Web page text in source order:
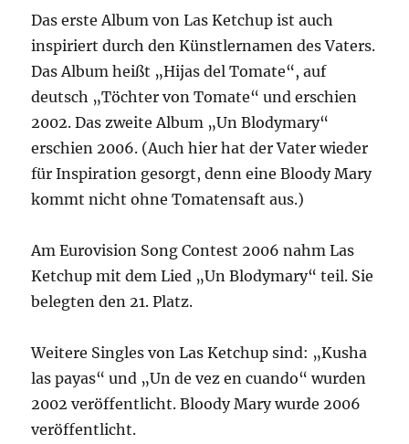
Das erste Album von Las Ketchup ist auch
inspiriert durch den Künstlernamen des Vaters.
Das Album heißt „Hijas del Tomate“, auf
deutsch „Töchter von Tomate“ und erschien
2002. Das zweite Album „Un Blodymary“
erschien 2006. (Auch hier hat der Vater wieder
für Inspiration gesorgt, denn eine Bloody Mary
kommt nicht ohne Tomatensaft aus.)
Am Eurovision Song Contest 2006 nahm Las
Ketchup mit dem Lied „Un Blodymary“ teil. Sie
belegten den 21. Platz.
Weitere Singles von Las Ketchup sind: „Kusha
las payas“ und „Un de vez en cuando“ wurden
2002 veröffentlicht. Bloody Mary wurde 2006
veröffentlicht.